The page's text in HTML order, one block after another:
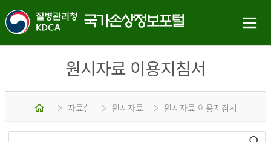
원시자료 이용지침서
홈 자료실 원시자료 원시자료 이용지침서